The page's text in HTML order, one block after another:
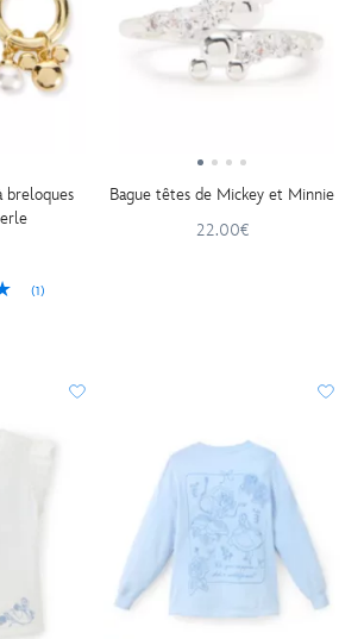
breloques
(1)
Bague têtes de Mickey et Minnie
22.00€